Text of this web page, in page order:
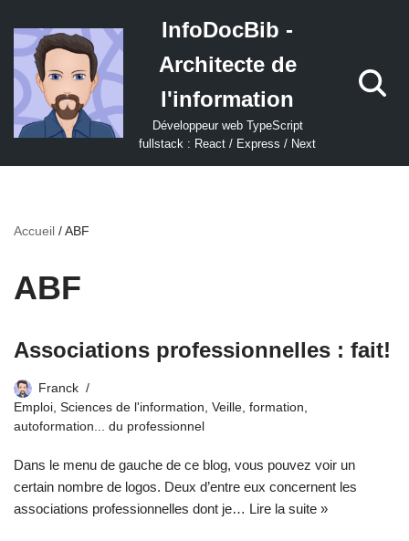
Aller
au
contenu
InfoDocBib -
Architecte de
l'information
Développeur web TypeScript
fullstack : React / Express / Next
Accueil /ABF
ABF
Associations professionnelles : fait!
Franck
Emploi, Sciences de l'information, Veille, formation,
autoformation... du professionnel
Dans le menu de gauche de ce blog, vous pouvez voir un
certain nombre de logos. Deux d’entre eux concernent les
associations professionnelles dont je… Lire la suite »